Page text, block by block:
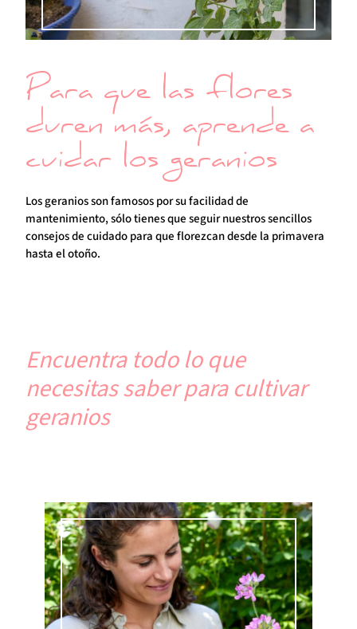
Para que las flores
duren más, aprende a
cuidar los geranios
Los geranios son famosos por su facilidad de
mantenimiento, sólo tienes que seguir nuestros sencillos
consejos de cuidado para que florezcan desde la primavera
hasta el otoño.
Encuentra todo lo que
necesitas saber para cultivar
geranios